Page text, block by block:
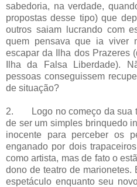
sabedoria, na verdade,
propostas desse tipo) que
outros saiam lucrando com
quem pensava que ia viver
escapar da Ilha dos Prazeres
Ilha da Falsa Liberdade).
pessoas conseguissem
de situação?
2.
Logo no começo da sua
de ser um simples brinquedo
inocente para perceber os
enganado por dois
como artista, mas de fato o
dono de teatro de
espetáculo enquanto seu